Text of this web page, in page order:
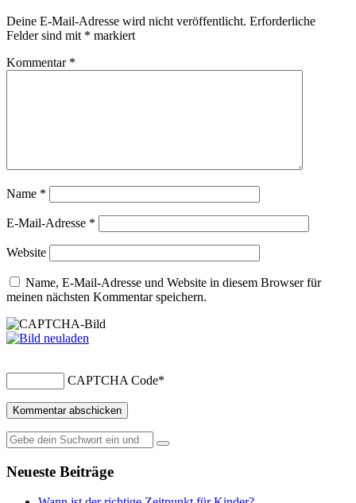
Deine E-Mail-Adresse wird nicht veröffentlicht. Erforderliche
Felder sind mit * markiert
Kommentar *
Name *
E-Mail-Adresse *
Website
Name, E-Mail-Adresse und Website in diesem Browser für
meinen nächsten Kommentar speichern.
CAPTCHA Code*
Suche
nach:
Neueste Beiträge